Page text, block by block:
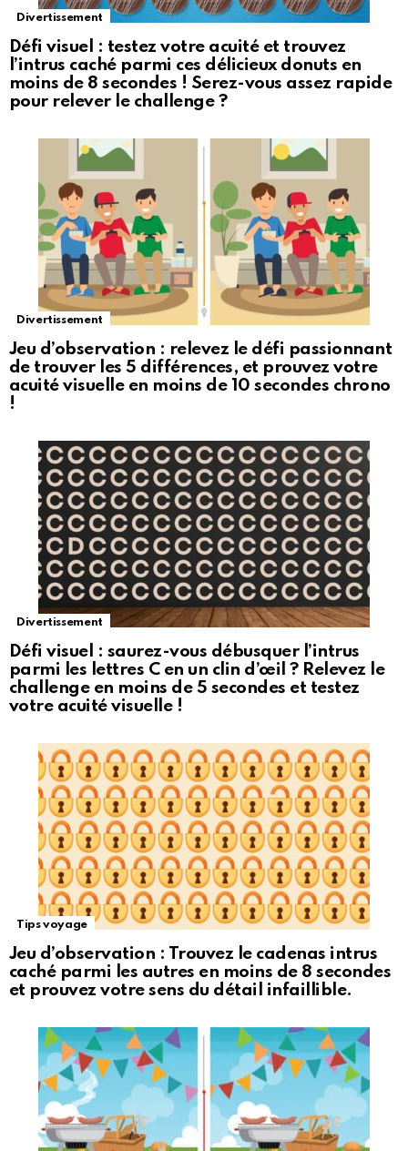
Divertissement
Défi visuel : testez votre acuité et trouvez
l’intrus caché parmi ces délicieux donuts en
moins de 8 secondes ! Serez-vous assez rapide
pour relever le challenge ?
Divertissement
Jeu d’observation : relevez le défi passionnant
de trouver les 5 différences, et prouvez votre
acuité visuelle en moins de 10 secondes chrono
!
Divertissement
Défi visuel : saurez-vous débusquer l’intrus
parmi les lettres C en un clin d’œil ? Relevez le
challenge en moins de 5 secondes et testez
votre acuité visuelle !
Tips voyage
Jeu d’observation : Trouvez le cadenas intrus
caché parmi les autres en moins de 8 secondes
et prouvez votre sens du détail infaillible.